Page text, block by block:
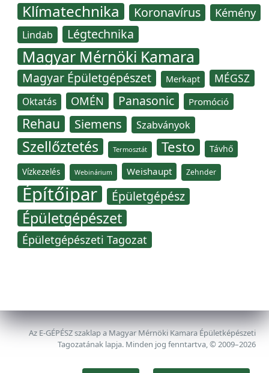
Klímatechnika Koronavírus Kémény
Lindab Légtechnika
Magyar Mérnöki Kamara
Magyar Épületgépészet Merkapt MÉGSZ
Oktatás OMÉN Panasonic Promóció
Rehau Siemens Szabványok
Szellőztetés Termosztát Testo Távhő
Vízkezelés Webinárium Weishaupt Zehnder
Építőipar Épületgépész
Épületgépészet
Épületgépészeti Tagozat
Az E-GÉPÉSZ szaklap a Magyar Mérnöki Kamara Épületképészeti
Tagozatának lapja. Minden jog fenntartva, © 2009–2026